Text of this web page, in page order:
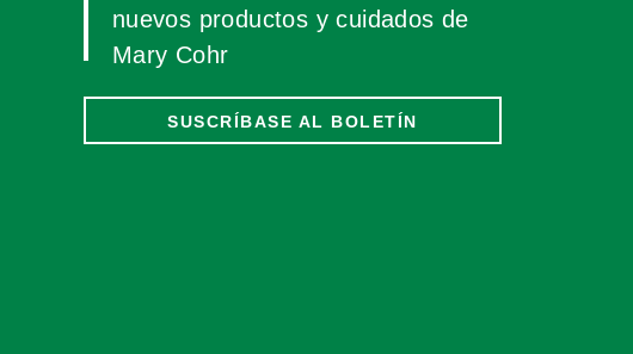
nuevos productos y cuidados de
Mary Cohr
SUSCRÍBASE AL BOLETÍN